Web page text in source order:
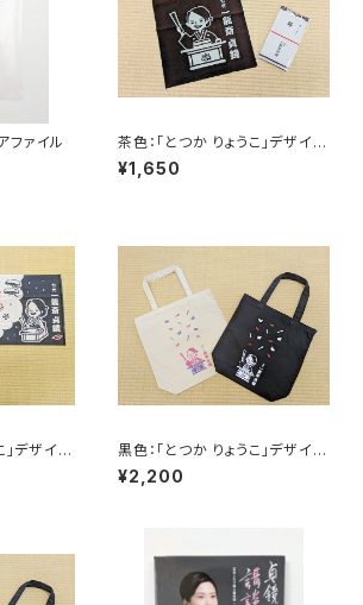
ァイル
茶色：「とつか りょうこ」デザイ
ン 手拭い（赤穂浪士の討ち入
り・キスマーク）
¥1,650
」デザイ
討ち入
黒色：「とつか りょうこ」デザイ
ン トートバッグ
¥2,200